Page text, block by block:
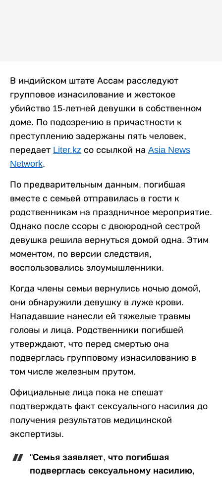
В индийском штате Ассам расследуют
групповое изнасилование и жестокое
убийство 15-летней девушки в собственном
доме. По подозрению в причастности к
преступлению задержаны пять человек,
передает Liter.kz со ссылкой на Asia News
Network.
По предварительным данным, погибшая
вместе с семьей отправилась в гости к
родственникам на праздничное мероприятие.
Однако после ссоры с двоюродной сестрой
девушка решила вернуться домой одна. Этим
моментом, по версии следствия,
воспользовались злоумышленники.
Когда члены семьи вернулись ночью домой,
они обнаружили девушку в луже крови.
Нападавшие нанесли ей тяжелые травмы
головы и лица. Родственники погибшей
утверждают, что перед смертью она
подверглась групповому изнасилованию в
том числе железным прутом.
Официальные лица пока не спешат
подтверждать факт сексуального насилия до
получения результатов медицинской
экспертизы.
"Семья заявляет, что погибшая
подверглась сексуальному насилию,